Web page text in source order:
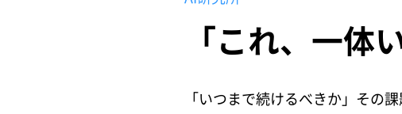
「これ、一体
「いつまで続けるべきか」その